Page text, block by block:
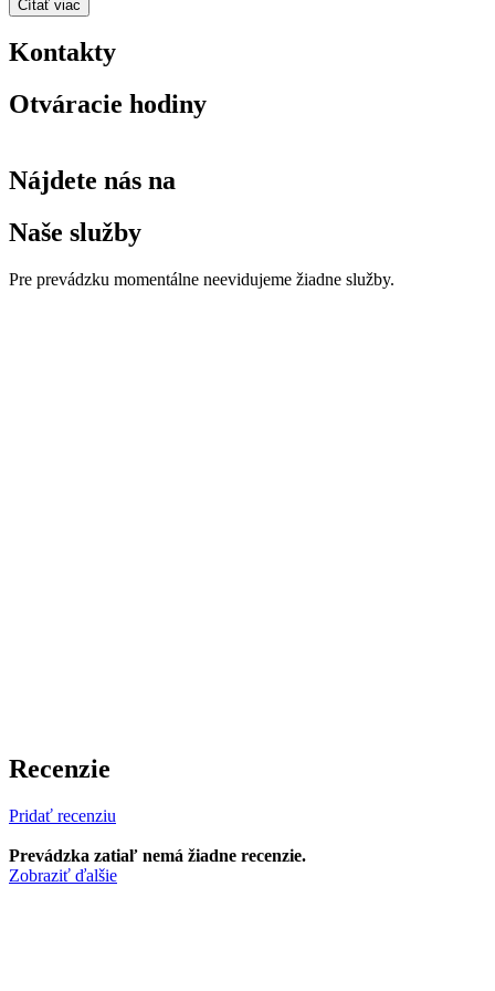
Čítať viac
Kontakty
Otváracie hodiny
Nájdete nás na
Naše služby
Pre prevádzku momentálne neevidujeme žiadne služby.
Recenzie
Pridať recenziu
Prevádzka zatiaľ nemá žiadne recenzie.
Zobraziť ďalšie